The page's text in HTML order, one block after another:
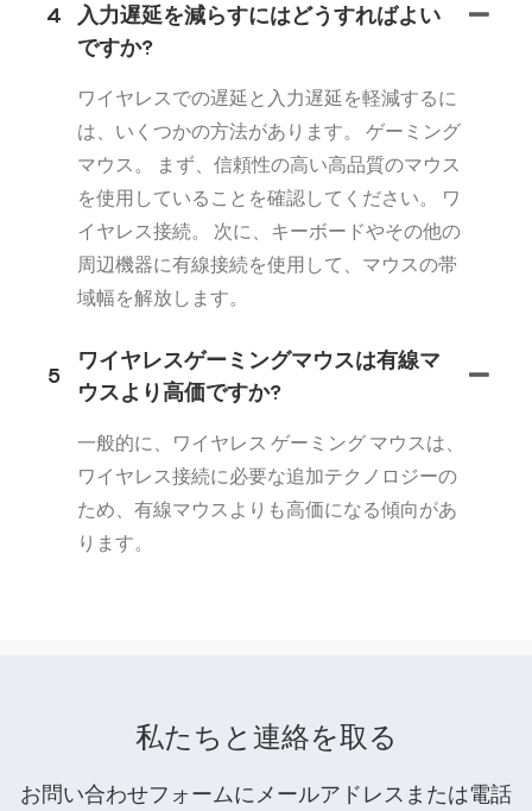
4
入力遅延を減らすにはどうすればよい
ですか?
ワイヤレスでの遅延と入力遅延を軽減するに
は、いくつかの方法があります。 ゲーミング
マウス。 まず、信頼性の高い高品質のマウス
を使用していることを確認してください。 ワ
イヤレス接続。 次に、キーボードやその他の
周辺機器に有線接続を使用して、マウスの帯
域幅を解放します。
5
ワイヤレスゲーミングマウスは有線マ
ウスより高価ですか?
一般的に、ワイヤレス ゲーミング マウスは、
ワイヤレス接続に必要な追加テクノロジーの
ため、有線マウスよりも高価になる傾向があ
ります。
私たちと連絡を取る
お問い合わせフォームにメールアドレスまたは電話